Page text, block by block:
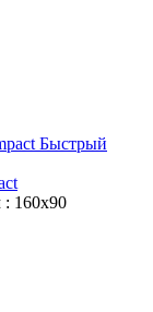
Быстрый
: 160x90